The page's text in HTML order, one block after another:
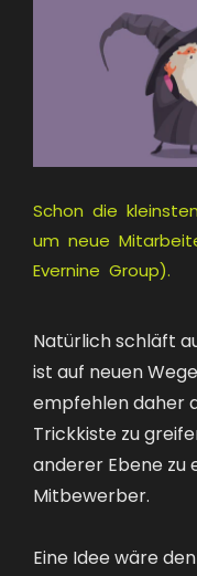
Schon die
um neue
Evernine Group).
Natürlich schläft
ist auf neuen
empfehlen daher
Trickkiste zu
anderer Ebene zu
Mitbewerber.
Eine Idee wäre